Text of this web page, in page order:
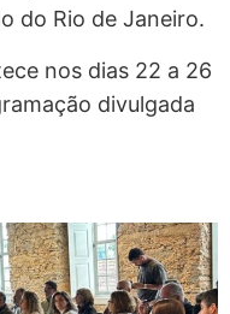
do Rio de Janeiro.
nos dias 22 a 26
divulgada